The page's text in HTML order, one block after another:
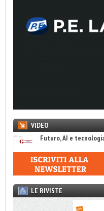
VIDEO
Futuro, AI e
LE RIVISTE